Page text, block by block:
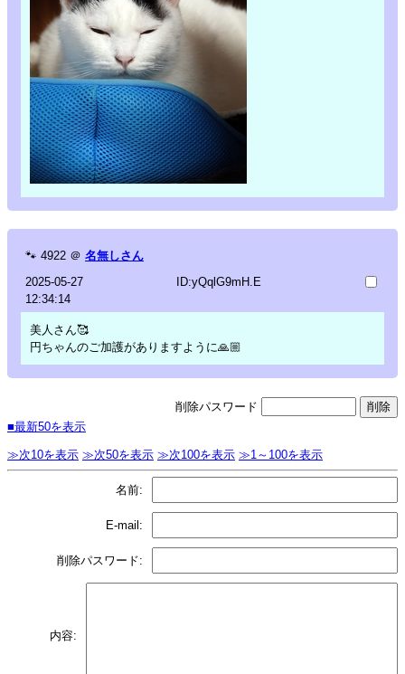
🐾 4922 ＠ 名無しさん
2025-05-27
12:34:14
ID:yQqlG9mH.E
美人さん🥰
円ちゃんのご加護がありますように🙏🏼
削除パスワード
■最新50を表示
≫次10を表示 ≫次50を表示 ≫次100を表示 ≫1～100を表示
名前:
E-mail:
削除パスワード:
内容: